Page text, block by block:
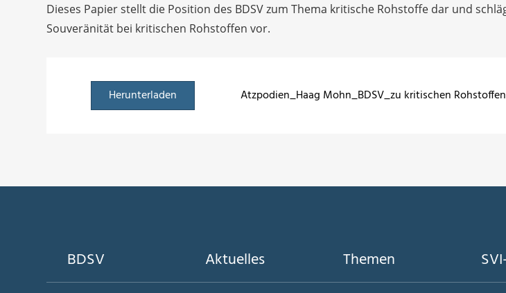
Dieses Papier stellt die Position des BDSV zum Thema kritische Rohstoffe dar und
Souveränität bei kritischen Rohstoffen vor.
Herunterladen Atzpodien_Haag Mohn_BDSV_zu kritischen
BDSV Aktuelles Themen